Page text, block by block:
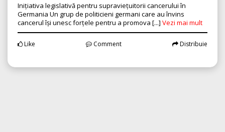
Inițiativa legislativă pentru supraviețuitorii cancerului în
Germania Un grup de politicieni germani care au învins
cancerul își unesc forțele pentru a promova [...] Vezi mai mult
Like Comment Distribuie